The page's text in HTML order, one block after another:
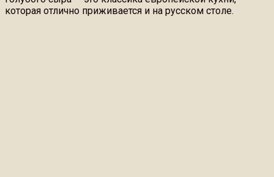
которая отлично приживается и на русском столе.